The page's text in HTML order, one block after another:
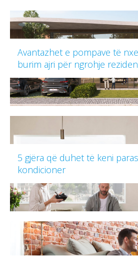
Avantazhet e pompave të
burim ajri për ngrohje
5 gjëra që duhet të keni
kondicioner